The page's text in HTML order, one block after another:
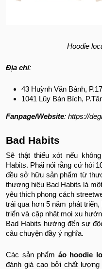
Hoodie
Địa chỉ:
43 Huỳnh Văn Bánh,
1041 Lũy Bán Bích,
Fanpage/Website: https://
Bad Habits
Sẽ thật thiếu xót nếu
Habits. Phải nói rằng cứ hỏi
đều sở hữu sản phẩm từ
thương hiệu Bad Habits là
yêu thích phong cách
trải qua hơn 5 năm phát
triển và cập nhật mọi xu
Bad Habits hướng đến sự
câu chuyện đầy ý nghĩa.
Các sản phẩm áo hoodie
đánh giá cao bởi chất